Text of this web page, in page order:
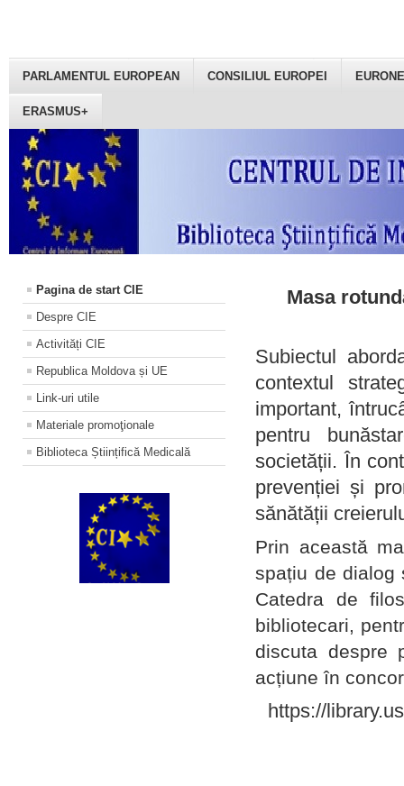
PARLAMENTUL EUROPEAN CONSILIUL EUROPEI
ERASMUS+
Pagina de start CIE
Despre CIE
Activități CIE
Republica Moldova și UE
Link-uri utile
Materiale promoţionale
Biblioteca Științifică Medicală
Masa
Subiectul
contextul
important,
pentru
societății. În
prevenției și
sănătății
Prin această
spațiu de dialog
Catedra de
bibliotecari,
discuta despre
acțiune în
https://